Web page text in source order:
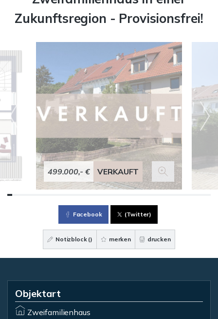
Zukunftsregion - Provisionsfrei!
499.000,- € VERKAUFT
Facebook (Twitter)
Notizblock () merken drucken
Objektart
Zweifamilienhaus